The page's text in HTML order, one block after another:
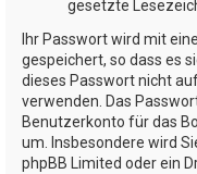
gesetzte
Ihr Passwort wird mit
gespeichert, so dass es
dieses Passwort nicht
verwenden. Das
Benutzerkonto für das
um. Insbesondere wird
phpBB Limited oder ein